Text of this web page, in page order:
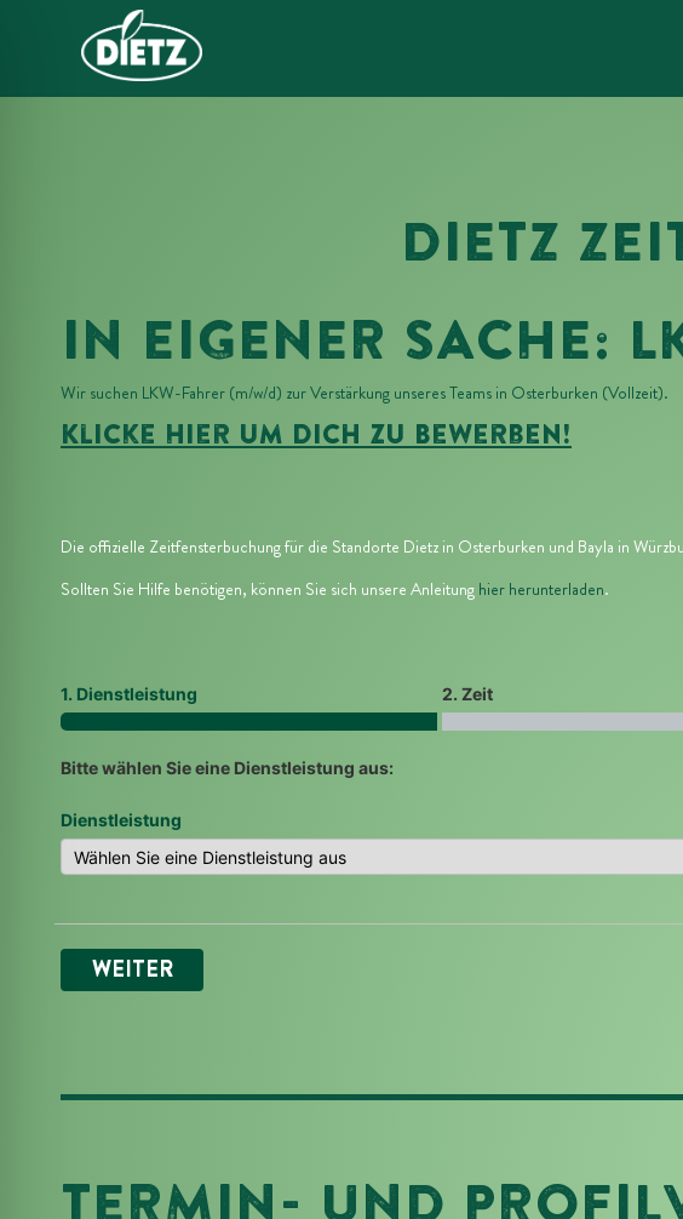
DIETZ
IN EIGENER SACHE:
Wir suchen LKW-Fahrer (m/w/d) zur Verstärkung unseres Teams in Osterburken (Vollzeit).
Klicke Hier Um Dich Zu Bewerben!
Die offizielle Zeitfensterbuchung für die Standorte Dietz in Osterburken und Bayla in
Sollten Sie Hilfe benötigen, können Sie sich unsere Anleitung hier herunterladen.
1. Dienstleistung 2. Zeit
Bitte wählen Sie eine Dienstleistung aus:
Dienstleistung
WEITER
Anfallsicherheit
sicherer Modus